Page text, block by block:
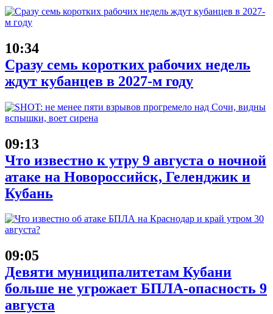
10:34
Сразу семь коротких рабочих недель
ждут кубанцев в 2027-м году
09:13
Что известно к утру 9 августа о ночной
атаке на Новороссийск, Геленджик и
Кубань
09:05
Девяти муниципалитетам Кубани
больше не угрожает БПЛА-опасность 9
августа